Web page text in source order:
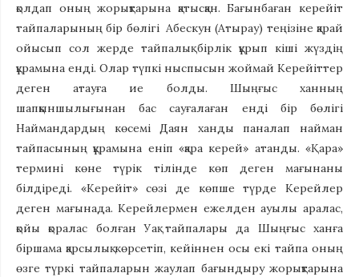
қолдап оның жорықтарына қатысқан. Бағынбаған керейіт
тайпаларының бір бөлігі Абескун (Атырау) теңізіне қарай
ойысып сол жерде тайпалық бірлік құрып кіші жүздің
құрамына енді. Олар түпкі ныспысын жоймай Керейіттер
деген атауға ие болды. Шыңғыс ханның
шапқыншылығынан бас сауғалаған енді бір бөлігі
Наймандардың көсемі Даян ханды паналап найман
тайпасының құрамына еніп «қара керей» атанды. «Қара»
термині көне түрік тілінде көп деген мағынаны
білдіреді. «Керейіт» сөзі де көпше түрде Керейлер
деген мағынада. Керейлермен ежелден ауылы аралас,
қойы қоралас болған Уақ тайпалары да Шыңғыс ханға
біршама қарсылық көрсетіп, кейіннен осы екі тайпа оның
өзге түркі тайпаларын жаулап бағындыру жорықтарына